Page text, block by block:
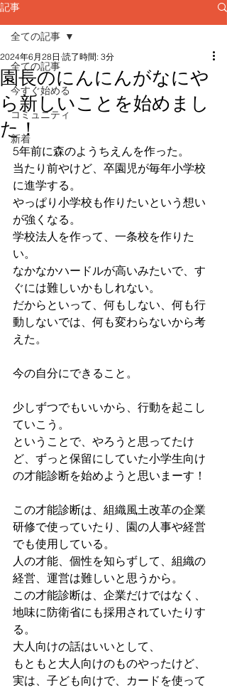
記事
全ての記事
今すぐ始める
コミュニティ
新着
全ての記事
園長のにんにんがなにや
ら新しいことを始めまし
た！
2024年6月28日 読了時間: 3分
5年前に森のようちえんを作った。
当たり前やけど、卒園児が毎年小学校
に進学する。
やっぱり小学校も作りたいという想い
が強くなる。
学校法人を作って、一条校を作りた
い。
なかなかハードルが高いみたいで、す
ぐには難しいかもしれない。
だからといって、何もしない、何も行
動しないでは、何も変わらないから考
えた。
今の自分にできること。
少しずつでもいいから、行動を起こし
ていこう。
ということで、やろうと思ってたけ
ど、ずっと保留にしていた小学生向け
の才能診断を始めようと思いまーす！
この才能診断は、組織風土改革の企業
研修で使っていたり、園の人事や経営
でも使用している。
人の才能、個性を知らずして、組織の
経営、運営は難しいと思うから。
この才能診断は、企業だけではなく、
地味に防衛省にも採用されていたりす
る。
大人向けの話はいいとして、
もともと大人向けのものやったけど、
実は、子ども向けで、カードを使って